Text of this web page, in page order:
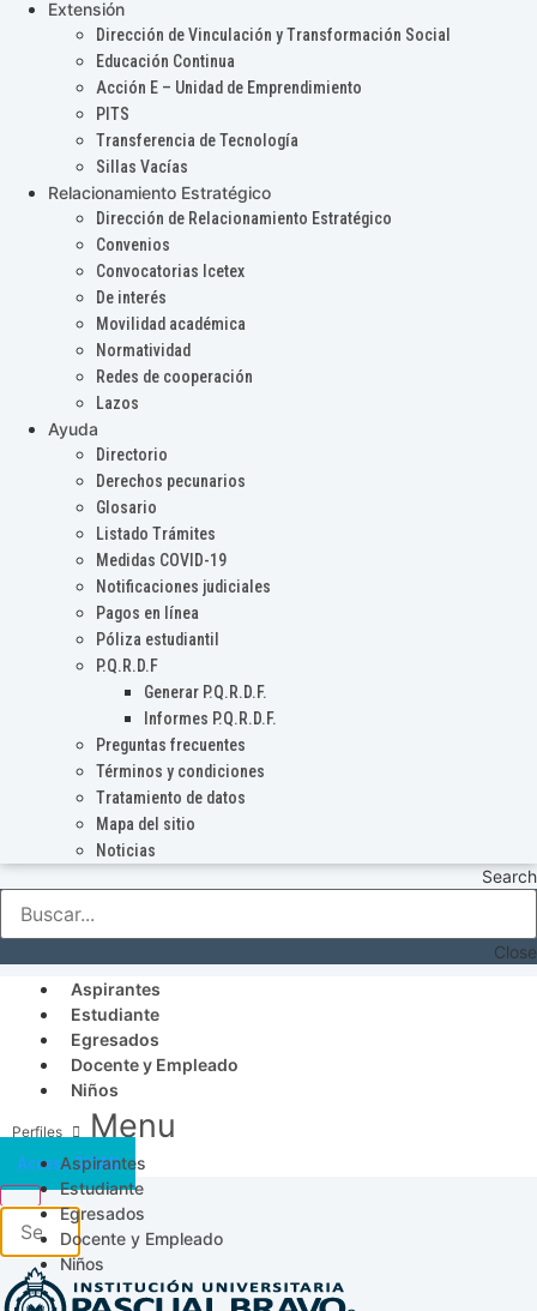
Extensión
Dirección de Vinculación y Transformación Social
Educación Continua
Acción E – Unidad de Emprendimiento
PITS
Transferencia de Tecnología
Sillas Vacías
Relacionamiento Estratégico
Dirección de Relacionamiento Estratégico
Convenios
Convocatorias Icetex
De interés
Movilidad académica
Normatividad
Redes de cooperación
Lazos
Ayuda
Directorio
Derechos pecunarios
Glosario
Listado Trámites
Medidas COVID-19
Notificaciones judiciales
Pagos en línea
Póliza estudiantil
P.Q.R.D.F
Generar P.Q.R.D.F.
Informes P.Q.R.D.F.
Preguntas frecuentes
Términos y condiciones
Tratamiento de datos
Mapa del sitio
Noticias
Search
Close
Aspirantes
Estudiante
Egresados
Docente y Empleado
Niños
Menu
Aspirantes
Estudiante
Egresados
Docente y Empleado
Niños
Acceso SICAU